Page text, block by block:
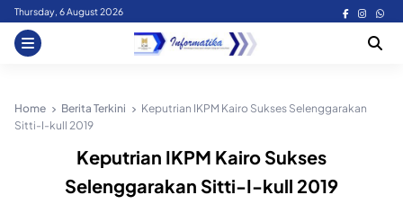
Skip
content
Thursday, 6 August 2026
Home Berita Terkini
Keputrian IKPM Kairo Sukses Selenggarakan
Sitti-I-kull 2019
Keputrian IKPM Kairo Sukses
Selenggarakan Sitti-I-kull 2019